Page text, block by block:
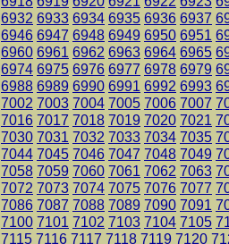
6932 6933 6934 6935 6936 6937
6946 6947 6948 6949 6950 6951
6960 6961 6962 6963 6964 6965
6974 6975 6976 6977 6978 6979
6988 6989 6990 6991 6992 6993
7002 7003 7004 7005 7006 7007
7016 7017 7018 7019 7020 7021
7030 7031 7032 7033 7034 7035
7044 7045 7046 7047 7048 7049
7058 7059 7060 7061 7062 7063
7072 7073 7074 7075 7076 7077
7086 7087 7088 7089 7090 7091
7100 7101 7102 7103 7104 7105
7115 7116 7117 7118 7119 7120